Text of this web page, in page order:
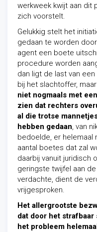
werkweek kwijt aan dit
zich voorstelt.
Gelukkig stelt het
gedaan te worden
agent een boete
procedure worden
dan ligt de last van
bij het slachtoffer, maar
niet nogmaals met
zien dat rechters
al die trotse
hebben gedaan, van
bedoelde, er helemaal
aantal boetes dat zal
daarbij vanuit juridisch
geringste twijfel aan
verdachte, dient de
vrijgesproken.
Het allergrootste
dat door het strafbaar
het probleem